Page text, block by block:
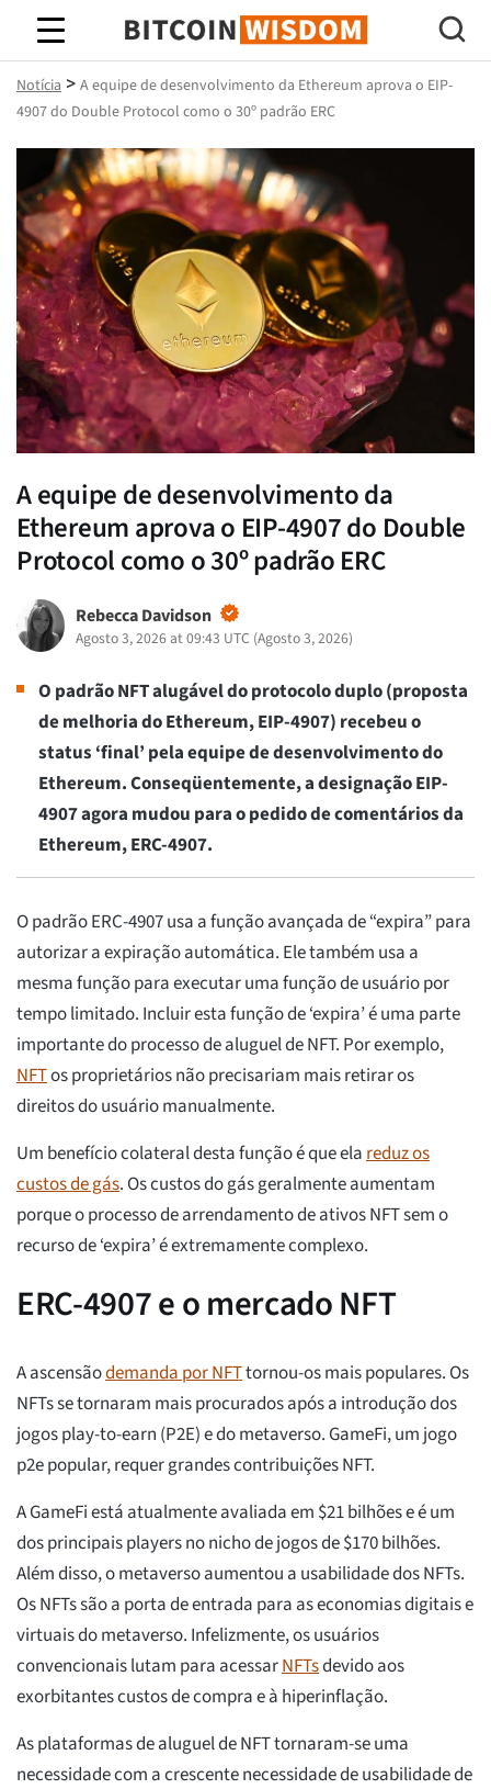
Sabedoria do Bitcoin
Notícia > A equipe de desenvolvimento da Ethereum aprova o EIP-
4907 do Double Protocol como o 30º padrão ERC
A equipe de desenvolvimento da
Ethereum aprova o EIP-4907 do Double
Protocol como o 30º padrão ERC
Rebecca Davidson
Agosto 3, 2026 at 09:43 UTC (Agosto 3, 2026)
O padrão NFT alugável do protocolo duplo (proposta
de melhoria do Ethereum, EIP-4907) recebeu o
status ‘final’ pela equipe de desenvolvimento do
Ethereum. Conseqüentemente, a designação EIP-
4907 agora mudou para o pedido de comentários da
Ethereum, ERC-4907.
O padrão ERC-4907 usa a função avançada de “expira” para
autorizar a expiração automática. Ele também usa a
mesma função para executar uma função de usuário por
tempo limitado. Incluir esta função de ‘expira’ é uma parte
importante do processo de aluguel de NFT. Por exemplo,
NFTos proprietários não precisariam mais retirar os
direitos do usuário manualmente.
Um benefício colateral desta função é que ela reduz os
custos de gás. Os custos do gás geralmente aumentam
porque o processo de arrendamento de ativos NFT sem o
recurso de ‘expira’ é extremamente complexo.
ERC-4907 e o mercado NFT
A ascensãodemanda por NFTtornou-os mais populares. Os
NFTs se tornaram mais procurados após a introdução dos
jogos play-to-earn (P2E) e do metaverso. GameFi, um jogo
p2e popular, requer grandes contribuições NFT.
A GameFi está atualmente avaliada em $21 bilhões e é um
dos principais players no nicho de jogos de $170 bilhões.
Além disso, o metaverso aumentou a usabilidade dos NFTs.
Os NFTs são a porta de entrada para as economias digitais e
virtuais do metaverso. Infelizmente, os usuários
convencionais lutam para acessarNFTsdevido aos
exorbitantes custos de compra e à hiperinflação.
As plataformas de aluguel de NFT tornaram-se uma
necessidade com a crescente necessidade de usabilidade de